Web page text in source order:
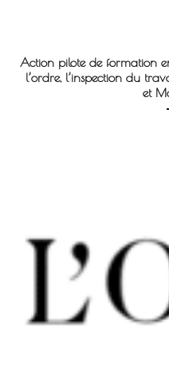
Action pilote de formation
l’ordre, l’inspection du
et